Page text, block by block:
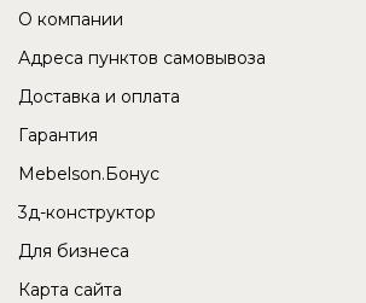
О компании
Адреса пунктов самовывоза
Доставка и оплата
Гарантия
Mebelson.Бонус
3д-конструктор
Для бизнеса
Карта сайта